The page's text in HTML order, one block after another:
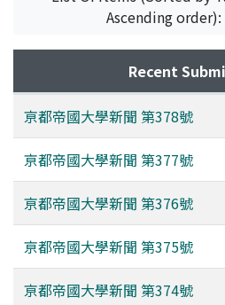
Ascending
Recent
亰都帝國大學新聞 第378號
亰都帝國大學新聞 第377號
亰都帝國大學新聞 第376號
亰都帝國大學新聞 第375號
亰都帝國大學新聞 第374號